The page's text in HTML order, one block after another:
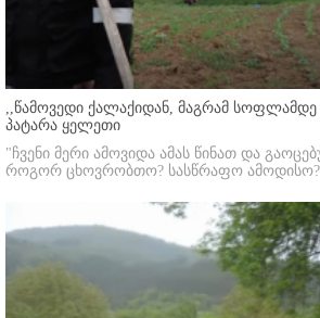
,,წამოვედი ქალაქიდან, მაგრამ
პატარა ყელეთი
"ჩვენი მერი ამოვიდა ამას წინათ და
როგორ ცხოვრობთო? სასწრაფო